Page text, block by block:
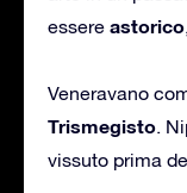
essere astorico
Veneravano
Trismegisto.
vissuto prima